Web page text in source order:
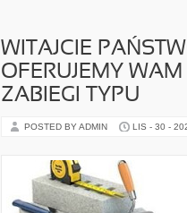
WITAJCIE
OFERUJEMY
ZABIEGI TYPU
POSTED BY ADMIN LIS - 30 -